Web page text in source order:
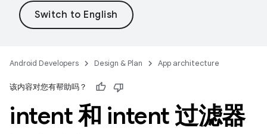
Android Developers Design & Plan App architecture
该内容对您有帮助吗？
intent 和 intent 过滤器